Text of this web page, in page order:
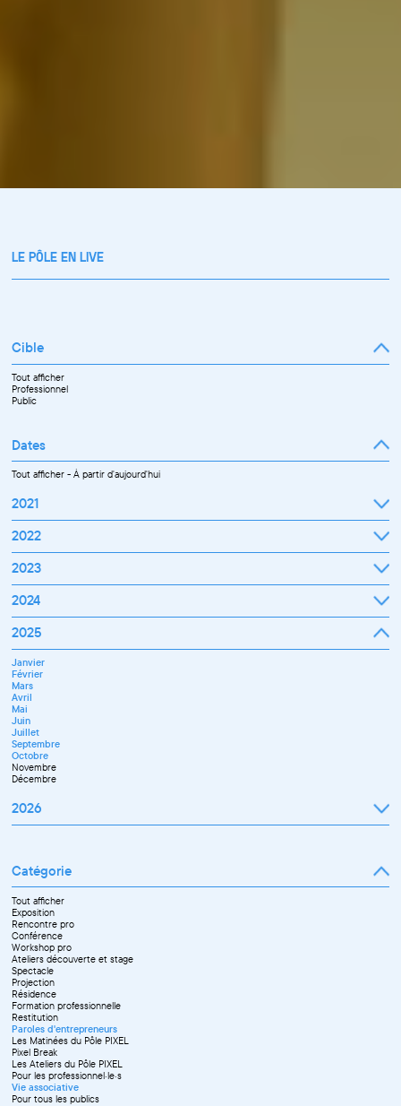
LE PÔLE EN LIVE
Cible
Tout afficher
Professionnel
Public
Dates
Tout afficher-À partir d'aujourd'hui
2021
Septembre
Novembre
Décembre
2022
Janvier
Mars
Avril
Juillet
Septembre
Octobre
Novembre
Décembre
2023
Janvier
Mars
Avril
Juin
Septembre
Octobre
Novembre
Décembre
2024
Janvier
Mars
Avril
Mai
Juin
Juillet
Septembre
Novembre
Décembre
2025
Janvier
Février
Mars
Avril
Mai
Juin
Juillet
Septembre
Octobre
Novembre
Décembre
2026
Avril
Mai
Juin
Septembre
Octobre
Novembre
Catégorie
Tout afficher
Exposition
Rencontre pro
Conférence
Workshop pro
Ateliers découverte et stage
Spectacle
Projection
Résidence
Formation professionnelle
Restitution
Paroles d'entrepreneurs
Les Matinées du Pôle PIXEL
Pixel Break
Les Ateliers du Pôle PIXEL
Pour les professionnel·le·s
Vie associative
Pour tous les publics